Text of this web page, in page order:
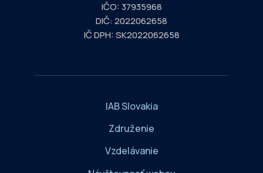
IČO: 37935968
DIČ: 2022062658
IČ DPH: SK2022062658
IAB Slovakia
Združenie
Vzdelávanie